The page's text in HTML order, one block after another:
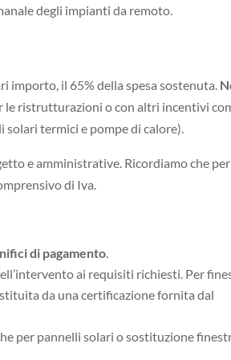
degli impianti da remoto.
importo, il 65% della spesa sostenuta.
le ristrutturazioni o con altri incentivi
termici e pompe di calore).
e amministrative. Ricordiamo che
di Iva.
di pagamento
ai requisiti richiesti. Per
da una certificazione fornita dal
per pannelli solari o sostituzione